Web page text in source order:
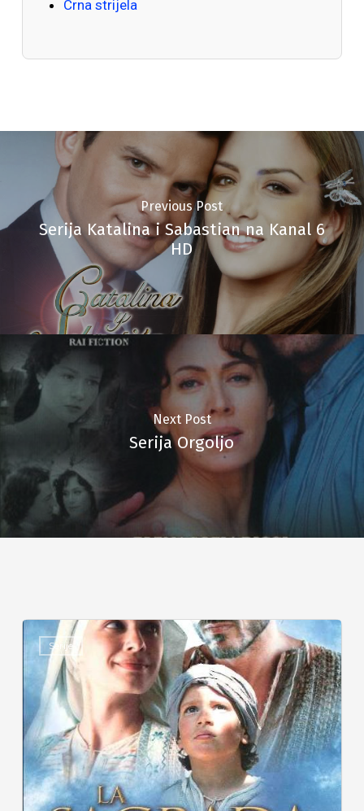
Crna strijela
Previous Post
Serija Katalina i Sabastian na Kanal 6
HD
Next Post
Serija Orgoljo
Serije